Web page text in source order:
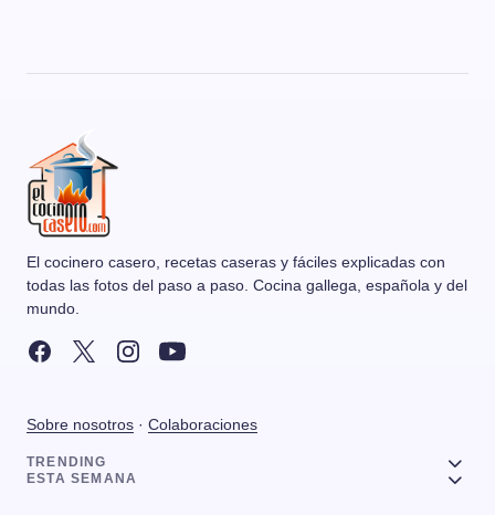
El cocinero casero, recetas caseras y fáciles explicadas con
todas las fotos del paso a paso. Cocina gallega, española y del
mundo.
Sobre nosotros · Colaboraciones
TRENDING
ESTA SEMANA